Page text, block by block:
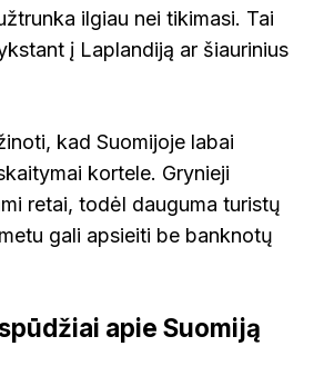
ilgiau nei tikimasi. Tai
į Laplandiją ar šiaurinius
kad Suomijoje labai
kortele. Grynieji
retai, todėl dauguma turistų
gali apsieiti be banknotų
apie Suomiją